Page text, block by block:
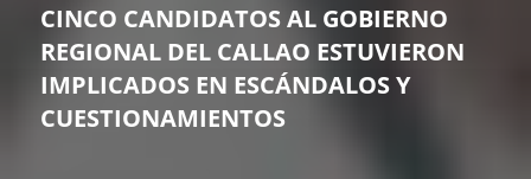
CINCO CANDIDATOS AL GOBIERNO
REGIONAL DEL CALLAO ESTUVIERON
IMPLICADOS EN ESCÁNDALOS Y
CUESTIONAMIENTOS